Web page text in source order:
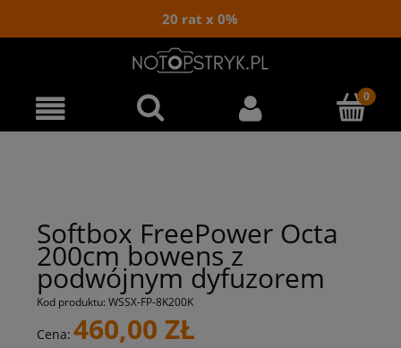
20 rat x 0%
Softbox FreePower Octa
200cm bowens z
podwójnym dyfuzorem
Kod produktu: WSSX-FP-8K200K
Cena: 460,00 ZŁ